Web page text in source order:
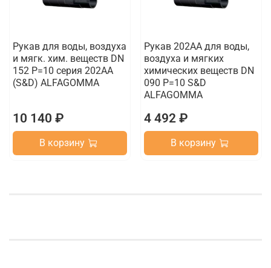
Рукав для воды, воздуха
и мягк. хим. веществ DN
152 P=10 серия 202AA
(S&D) ALFAGOMMA
10 140 ₽
В корзину
Рукав 202AA для воды,
воздуха и мягких
химических веществ DN
090 P=10 S&D
ALFAGOMMA
4 492 ₽
В корзину